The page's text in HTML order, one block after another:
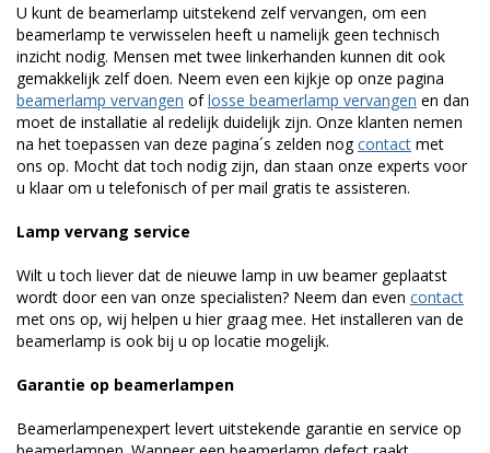
U kunt de beamerlamp uitstekend zelf vervangen, om een
beamerlamp te verwisselen heeft u namelijk geen technisch
inzicht nodig. Mensen met twee linkerhanden kunnen dit ook
gemakkelijk zelf doen. Neem even een kijkje op onze pagina
beamerlamp vervangen oflosse beamerlamp vervangen en dan
moet de installatie al redelijk duidelijk zijn. Onze klanten nemen
na het toepassen van deze pagina´s zelden nogcontact met
ons op. Mocht dat toch nodig zijn, dan staan onze experts voor
u klaar om u telefonisch of per mail gratis te assisteren.
Lamp vervang service
Wilt u toch liever dat de nieuwe lamp in uw beamer geplaatst
wordt door een van onze specialisten? Neem dan even contact
met ons op, wij helpen u hier graag mee. Het installeren van de
beamerlamp is ook bij u op locatie mogelijk.
Garantie op beamerlampen
Beamerlampenexpert levert uitstekende garantie en service op